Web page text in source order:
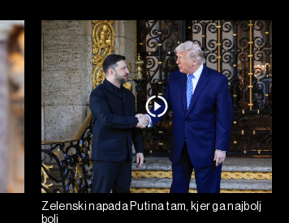
Zelenski napada Putina tam, kjer ga najbolj
boli